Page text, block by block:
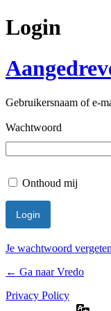
Login
Gebruikersnaam of e-
Wachtwoord
Onthoud mij
Je wachtwoord
← Ga naar Vredo
Privacy Policy